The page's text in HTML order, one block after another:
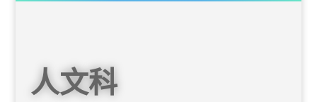
人文科